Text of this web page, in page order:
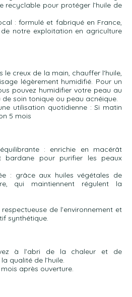
recyclable pour protéger l’huile de
: formulé et fabriqué en France,
notre exploitation en agriculture
le creux de la main, chauffer l'huile,
légèrement humidifié. Pour un
pouvez humidifier votre peau au
soin tonique ou peau acnéique.
utilisation quotidienne : Si matin
5 mois
: enrichie en macérât
bardane pour purifier les peaux
: grâce aux huiles végétales de
qui maintiennent régulent la
de l’environnement et
synthétique.
à l’abri de la chaleur et de
qualité de l’huile.
après ouverture.